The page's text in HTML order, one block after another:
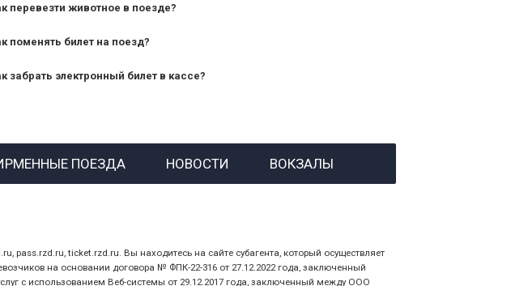
перевезти животное в поезде?
поменять билет на поезд?
забрать электронный билет в кассе?
кассиру 14-значный номер заказа;
ПОЕЗДА НОВОСТИ ВОКЗАЛЫ
ticket.rzd.ru. Вы находитесь на сайте субагента, который осуществляет
на основании договора № ФПК-22-316 от 27.12.2022 года, заключенный
с использованием Веб-системы от 29.12.2017 года, заключенный между ООО